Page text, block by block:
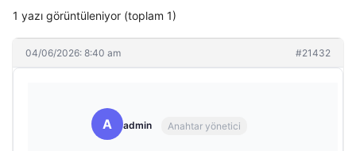
1 yazı görüntüleniyor (toplam 1)
04/06/2026: 8:40 am #21432
A admin Anahtar yönetici